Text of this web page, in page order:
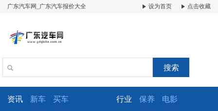
广东汽车网_广东汽车报价大全 设为首页 点击收藏
搜索
资讯 新车 买车 行业 保养 电影